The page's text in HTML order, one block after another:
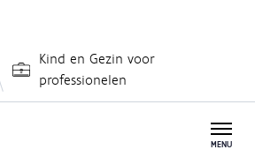
Kind en Gezin voor
professionelen
MENU